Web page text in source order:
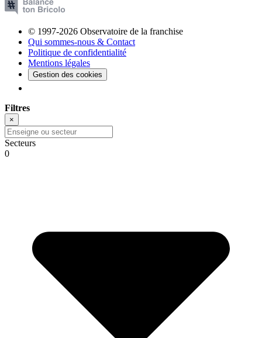
© 1997-2026 Observatoire de la franchise
Qui sommes-nous & Contact
Politique de confidentialité
Mentions légales
Gestion des cookies
Filtres
×
Secteurs
0